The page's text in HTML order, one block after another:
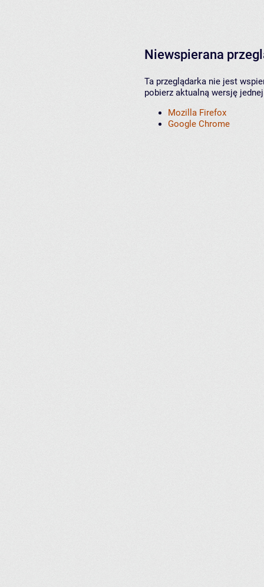
Niewspierana
Ta przeglądarka nie jest
pobierz aktualną wersję
Mozilla Firefox
Google Chrome